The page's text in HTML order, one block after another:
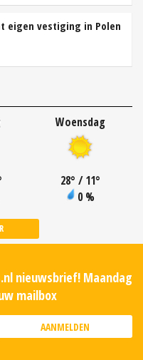
eigen vestiging in Polen
Woensdag
28° / 11°
0 %
nieuwsbrief! Maandag
mailbox
AANMELDEN